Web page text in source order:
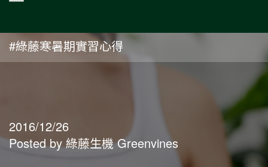
2016/12/26
Posted by 綠藤生機 Greenvines
#綠藤寒暑期實習心得